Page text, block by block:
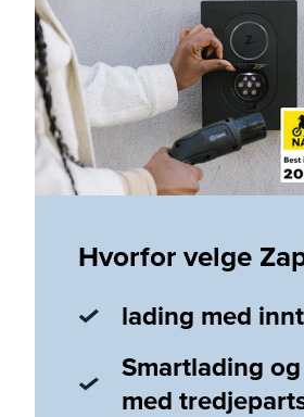
Hvorfor velge
lading med
Smartlading
med